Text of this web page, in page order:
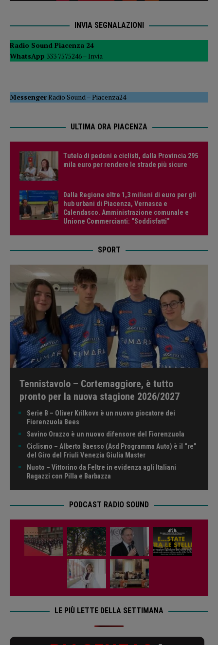
INVIA SEGNALAZIONI
Radio Sound Piacenza 24
WhatsApp 333 7575246 – Invia
MessengerRadio Sound –Piacenza24
ULTIMA ORA PIACENZA
Tutela di pedoni e ciclisti, dalla Provincia 295
mila euro per rendere le strade più sicure
Dalla Regione oltre 1,3 milioni di euro per gli
hub urbani di Piacenza, Vernasca e
Calendasco. Amministrazione comunale e
Unione Commercianti: “Soddisfatti”
SPORT
Tennistavolo – Cortemaggiore, è tutto
pronto per la nuova stagione 2026/2027
Serie B – Oliver Krilkovs è un nuovo giocatore dei
Fiorenzuola Bees
Savino Orazzo è un nuovo difensore del Fiorenzuola
Ciclismo – Alberto Baesso (Asd Programma Auto) è il “re”
del Giro del Friuli Venezia Giulia Master
Nuoto – Vittorino da Feltre in evidenza agli Italiani
Ragazzi con Pilla e Barbazza
PODCAST RADIO SOUND
LE PIÙ LETTE DELLA SETTIMANA